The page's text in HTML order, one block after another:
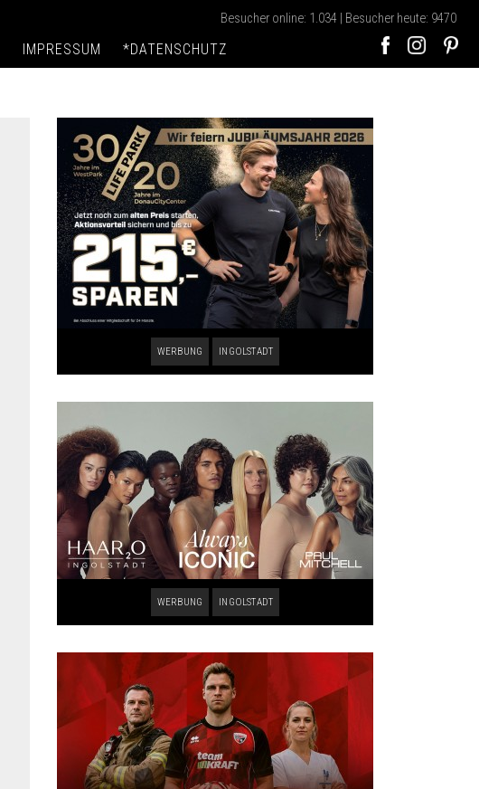
Besucher online: 1.034 | Besucher heute: 9470
IMPRESSUM *DATENSCHUTZ
WERBUNG INGOLSTADT
WERBUNG INGOLSTADT